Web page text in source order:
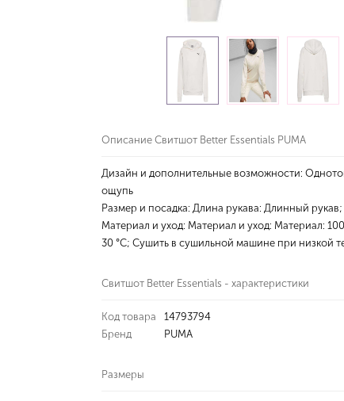
Описание Свитшот Better Essentials PUMA
Дизайн и дополнительные возможности:
ощупь
Размер и посадка: Длина рукава: Длинный
Материал и уход: Материал и уход: Материал:
30 °C; Сушить в сушильной машине при низкой
Свитшот Better Essentials - характеристики
Код товара
14793794
Бренд
PUMA
Размеры